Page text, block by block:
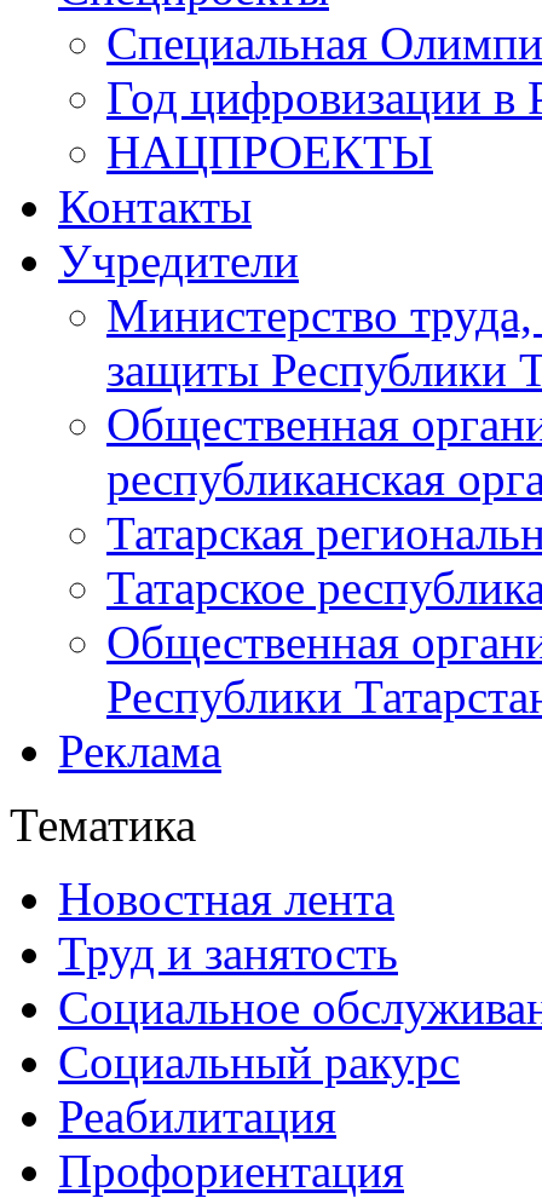
Специальная
Год цифровизации в
НАЦПРОЕКТЫ
Контакты
Учредители
Министерство
защиты Республики
Общественная
республиканская
Татарская
Татарское
Общественная
Республики
Реклама
Тематика
Новостная лента
Труд и занятость
Социальное
Социальный ракурс
Реабилитация
Профориентация